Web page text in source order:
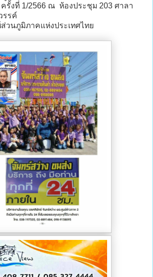
รั้งที่ 1/2566 ณ ห้องประชุม 203 ศาลา
รรค์
วนภูมิภาคแห่งประเทศไทย